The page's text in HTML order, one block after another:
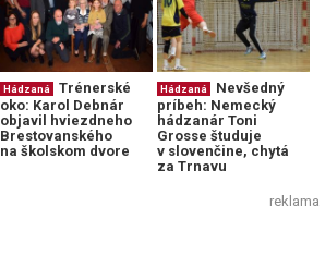
Hádzaná
Trénerské
oko: Karol Debnár
objavil hviezdneho
Brestovanského
na školskom dvore
Hádzaná
Nevšedný
príbeh: Nemecký
hádzanár Toni
Grosse študuje
v slovenčine, chytá
za Trnavu
reklama